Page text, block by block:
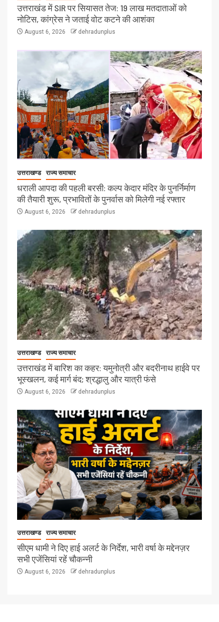
उत्तराखंड में SIR पर सियासत तेज: 19 लाख मतदाताओं को
नोटिस, कांग्रेस ने जताई वोट कटने की आशंका
August 6, 2026 dehradunplus
उत्तराखण्ड राज्य समाचार
धराली आपदा की पहली बरसी: कल्प केदार मंदिर के पुनर्निर्माण
की तैयारी शुरू, प्रभावितों के पुनर्वास को मिलेगी नई रफ्तार
August 6, 2026 dehradunplus
उत्तराखण्ड राज्य समाचार
उत्तराखंड में बारिश का कहर: यमुनोत्री और बदरीनाथ हाईवे पर
भूस्खलन, कई मार्ग बंद; श्रद्धालु और यात्री फंसे
August 6, 2026 dehradunplus
उत्तराखण्ड राज्य समाचार
सीएम धामी ने दिए हाई अलर्ट के निर्देश, भारी वर्षा के मद्देनज़र
सभी एजेंसियां रहें चौकन्नी
August 6, 2026 dehradunplus